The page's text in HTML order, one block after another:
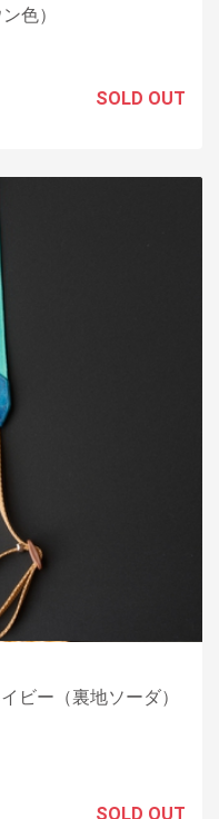
色）
SOLD OUT
ビー（裏地ソーダ）
SOLD OUT